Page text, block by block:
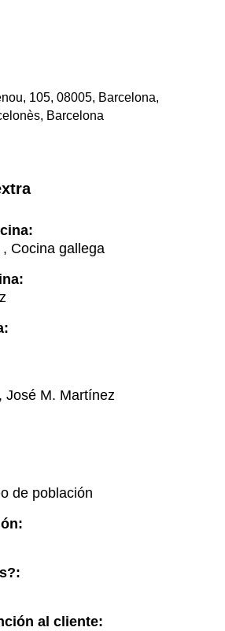
105, 08005, Barcelona,
Barcelona
Cocina gallega
José M. Martínez
de población
al cliente: